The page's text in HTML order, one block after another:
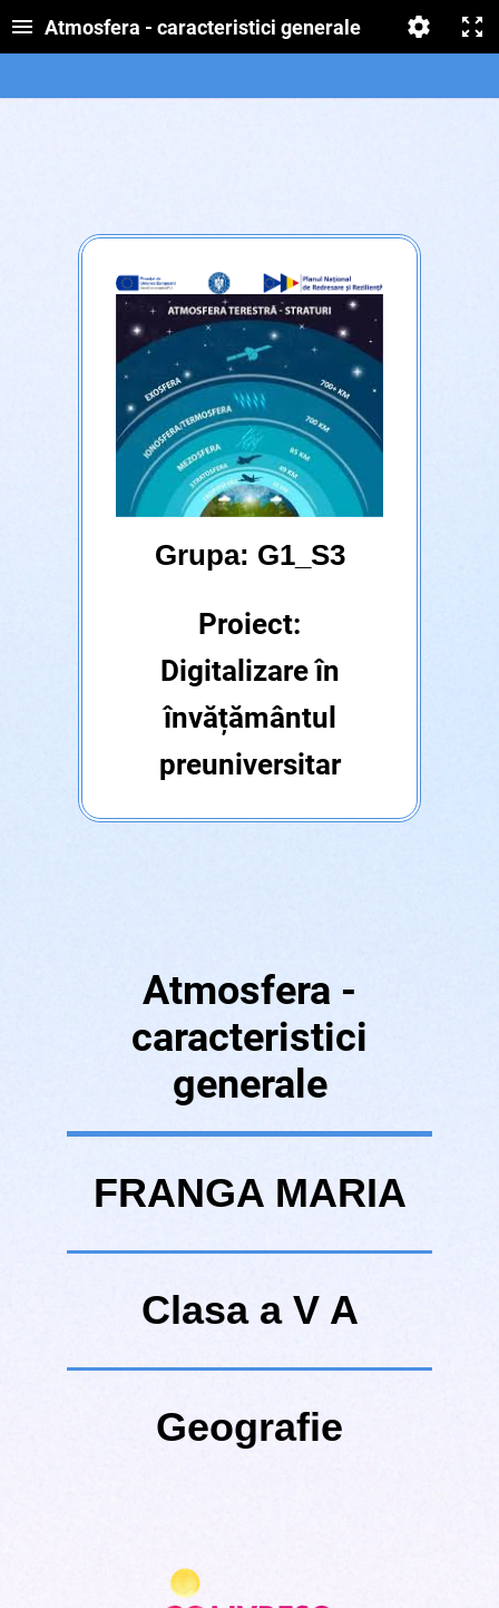
Atmosfera - caracteristici generale
Grupa: G1_S3
Proiect:
Digitalizare în
învățământul
preuniversitar
Atmosfera -
caracteristici
generale
FRANGA MARIA
Clasa a V A
Geografie